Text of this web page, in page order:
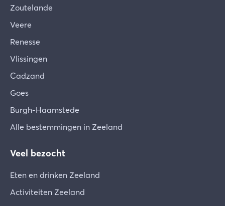
Zoutelande
Veere
Renesse
Vlissingen
Cadzand
Goes
Burgh-Haamstede
Alle bestemmingen in Zeeland
Veel bezocht
Eten en drinken Zeeland
Activiteiten Zeeland